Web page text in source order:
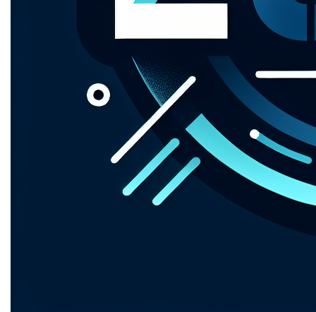
Toekomstige Innovaties 2025
Op 2025.be kun je een platform creëren dat de nieuwste
technologische innovaties en trends in 2025 belicht. Van
AI tot groene energie, bezoekers kunnen hier terecht
voor diepgaande artikelen, interviews met experts en
voorspellingen over de toekomst van technologie.
Evenementenkalender 2025
Maak van 2025.be een centrale hub voor alle grote
evenementen die in 2025 plaatsvinden in België. Van